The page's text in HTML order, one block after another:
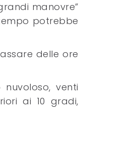
manovre”
potrebbe
delle ore
venti
ai 10 gradi,